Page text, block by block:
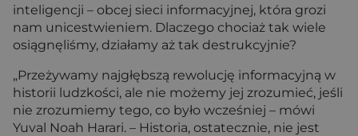
inteligencji – obcej sieci informacyjnej, która grozi
nam unicestwieniem. Dlaczego chociaż tak wiele
osiągnęliśmy, działamy aż tak destrukcyjnie?
„Przeżywamy najgłębszą rewolucję informacyjną w
historii ludzkości, ale nie możemy jej zrozumieć, jeśli
nie zrozumiemy tego, co było wcześniej – mówi
Yuval Noah Harari. – Historia, ostatecznie, nie jest